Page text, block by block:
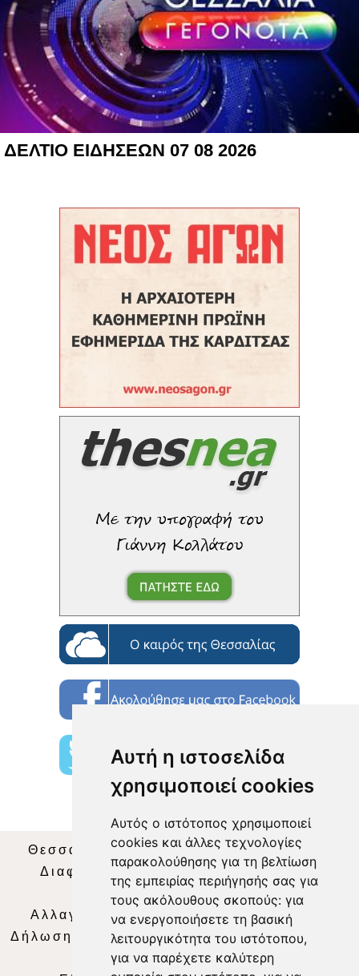
Αυτή η ιστοσελίδα
χρησιμοποιεί cookies
Αυτός ο ιστότοπος χρησιμοποιεί
cookies και άλλες τεχνολογίες
παρακολούθησης για τη βελτίωση
της εμπειρίας περιήγησής σας για
τους ακόλουθους σκοπούς: για
να ενεργοποιήσετε τη βασική
λειτουργικότητα του ιστότοπου,
για να παρέχετε καλύτερη
ΔΕΛΤΙΟ ΕΙΔΗΣΕΩΝ 07 08 2026
Θεσσαλία Τηλεόραση|SNG Services
Διαφήμιση | Όροι Χρήσης |Δήλωση
Απορρήτου |
Περιεχόμενο
Αλλαγή Προτιμήσεων για τα Cookies
Δήλωση συμμόρφωσης με τη σύσταση (ΕΕ)
2018/334|Ταυτότητα